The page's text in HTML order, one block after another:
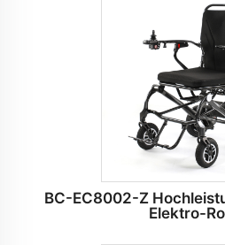
BC-EC8002-Z
Elektro-